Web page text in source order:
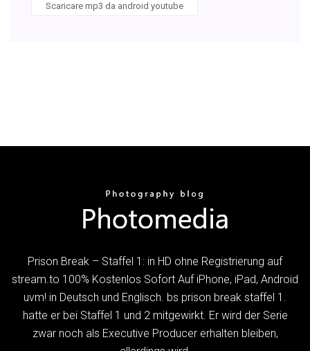
Scaricare mp3 da android youtube
Prison Break – Staffel 1: in HD ohne Registrierung auf
stream.to 100% Kostenlos Sofort Auf iPhone, iPad, Android
uvm! in Deutsch und Englisch. bs prison break staffel 1.
hatte er bei Staffel 1 und 2 mitgewirkt. Er wird der Serie
zwar noch als Executive Producer erhalten bleiben,